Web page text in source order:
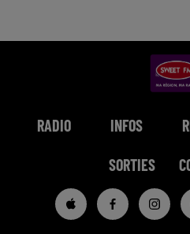
RADIO INFOS
SORTIES